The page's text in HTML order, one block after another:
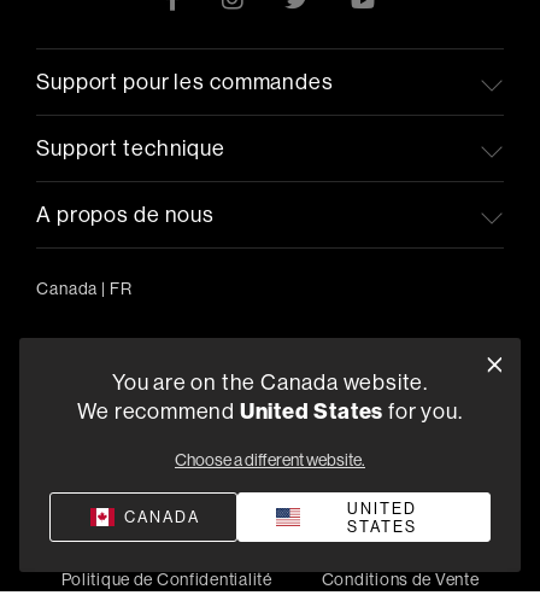
Support pour les commandes
Support technique
A propos de nous
Canada | FR
5541 Fermi Court Carlsbad, CA 92008
Politique de Confidentialité
Conditions de Vente
You are on the Canada website.
We recommend United States for you.
Choose a different website.
CANADA
UNITED
STATES